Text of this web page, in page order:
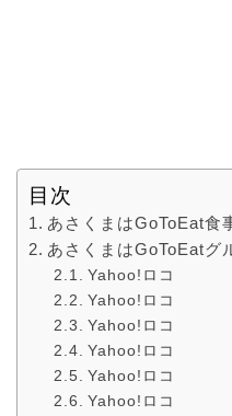
目次
あさくまはGoToEat食
あさくまはGoToEatグ
Yahoo!ロコ
Yahoo!ロコ
Yahoo!ロコ
Yahoo!ロコ
Yahoo!ロコ
Yahoo!ロコ